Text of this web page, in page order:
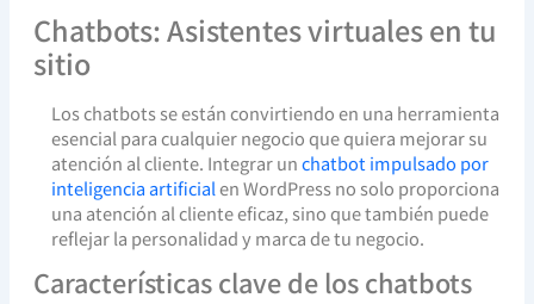
Chatbots: Asistentes virtuales en tu
sitio
Los chatbots se están convirtiendo en una herramienta
esencial para cualquier negocio que quiera mejorar su
atención al cliente. Integrar unchatbot impulsado por
inteligencia artificialen WordPress no solo proporciona
una atención al cliente eficaz, sino que también puede
reflejar la personalidad y marca de tu negocio.
Características clave de los chatbots